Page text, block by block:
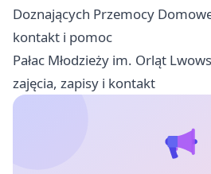
Doznających Przemocy
kontakt i pomoc
Pałac Młodzieży im. Orląt
zajęcia, zapisy i kontakt